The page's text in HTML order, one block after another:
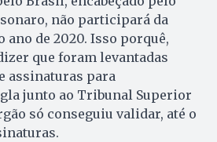
não participará da
de 2020. Isso porquê,
que foram levantadas
assinaturas para
junto ao Tribunal Superior
só conseguiu validar, até o